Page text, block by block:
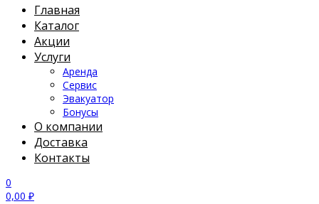
Главная
Каталог
Акции
Услуги
Аренда
Сервис
Эвакуатор
Бонусы
О компании
Доставка
Контакты
0
0,00 ₽